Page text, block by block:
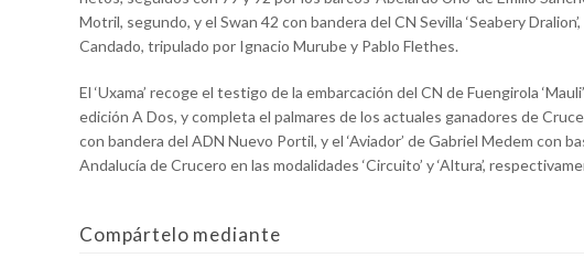
Motril, segundo, y el Swan 42 con bandera del CN Sevilla ‘Seabery
Candado, tripulado por Ignacio Murube y Pablo Flethes.
El ‘Uxama’ recoge el testigo de la embarcación del CN de Fuengirola
edición A Dos, y completa el palmares de los actuales ganadores de
con bandera del ADN Nuevo Portil, y el ‘Aviador’ de Gabriel Medem con
Andalucía de Crucero en las modalidades ‘Circuito’ y ‘Altura’,
Compártelo mediante